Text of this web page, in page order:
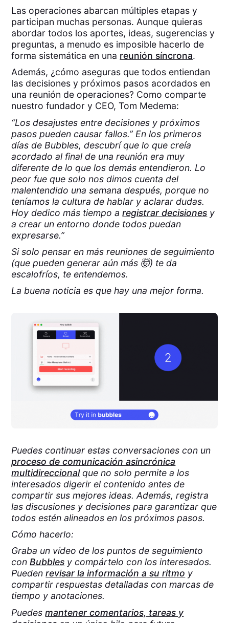
Las operaciones abarcan múltiples etapas y
participan muchas personas. Aunque quieras
abordar todos los aportes, ideas, sugerencias y
preguntas, a menudo es imposible hacerlo de
forma sistemática en una reunión síncrona.
Además, ¿cómo aseguras que todos entiendan
las decisiones y próximos pasos acordados en
una reunión de operaciones? Como comparte
nuestro fundador y CEO, Tom Medema:
“Los desajustes entre decisiones y próximos
pasos pueden causar fallos.” En los primeros
días de Bubbles, descubrí que lo que creía
acordado al final de una reunión era muy
diferente de lo que los demás entendieron. Lo
peor fue que solo nos dimos cuenta del
malentendido una semana después, porque no
teníamos la cultura de hablar y aclarar dudas.
Hoy dedico más tiempo aregistrar decisiones y
a crear un entorno donde todos puedan
expresarse.”
Si solo pensar en más reuniones de seguimiento
(que pueden generar aún más 🤯) te da
escalofríos, te entendemos.
La buena noticia es que hay una mejor forma.
Puedes continuar estas conversaciones con un
proceso de comunicación asincrónica
multidireccionalque no solo permite a los
interesados digerir el contenido antes de
compartir sus mejores ideas. Además, registra
las discusiones y decisiones para garantizar que
todos estén alineados en los próximos pasos.
Cómo hacerlo:
Graba un vídeo de los puntos de seguimiento
conBubbles y compártelo con los interesados.
Puedenrevisar la información a su ritmo y
compartir respuestas detalladas con marcas de
tiempo y anotaciones.
Puedesmantener comentarios, tareas y